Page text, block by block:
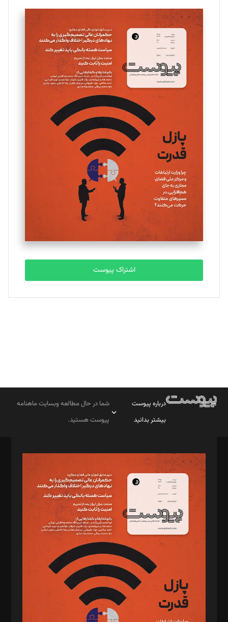
تحریریه
سروش کرمیان
تحریریه
مینا پاکدل
یسنا امان‌پور
تحریریه
ملینا جعفری
تحریریه
مصطفی مسجدی آرانی
تحریریه
بابک نقاش
تحریریه
اشتراک پیوست
درباره پیوست
بیشتر بدانید
شما در حال مطالعه وبسایت ماهنامه
پیوست هستید.
مدیر مسئول: محمدباقر اثنی‌عشری
سردبیر: مهرک محمودی
دبیر تحریریه: میثم قاسمی
د‌بیر ناداستان: سمانه سمیع
د‌بیر خدمت و تجارت: ابوالفضل رجبی
د‌بیر حقوق فناوری: حسام‌الدین ایپکچی
د‌بیر پیوست جهان: مینا پاکدل
د‌بیر تحریریه آنلاین: بابک نقاش
تحریریه‌: مجتبی محمود‌ی، آرش برهمند، یسنا امان‌پور، سروش کرمیان،
مصطفی مسجدی آرانی، ابوالفضل رجبی، زهرا فکرانه، فائزه فتحی
رستمی،مصطفی باستان
ویرایش: نگار استاد‌‌آقا